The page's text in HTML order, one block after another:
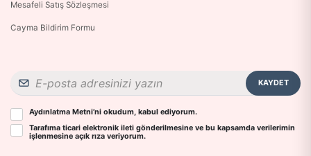
Mesafeli Satış Sözleşmesi
Cayma Bildirim Formu
KAYDET
Aydınlatma Metni’ni okudum, kabul ediyorum.
Tarafıma ticari elektronik ileti gönderilmesine ve bu kapsamda verilerimin
işlenmesine açık rıza veriyorum.